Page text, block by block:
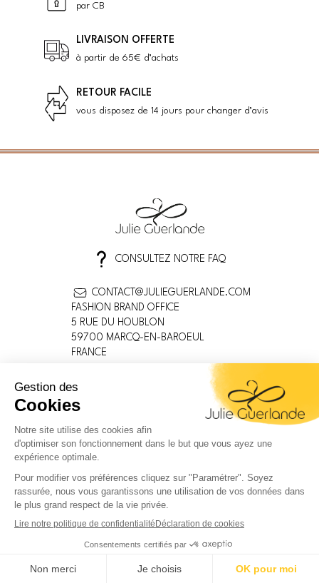
par CB
LIVRAISON OFFERTE
à partir de 65€ d’achats
RETOUR FACILE
vous disposez de 14 jours pour changer d’avis
MENTIONS LÉGALES CONDITIONS GÉNÉRALES
INFORMATIONS SUR LES COOKIES
DEVENEZ DISTRIBUTEUR
Facebook
CONSULTEZ NOTRE FAQ
CONTACT@JULIEGUERLANDE.COM
FASHION BRAND OFFICE
5 RUE DU HOUBLON
59700 MARCQ-EN-BAROEUL
FRANCE